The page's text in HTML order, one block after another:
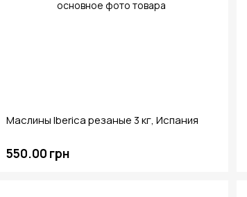
Маслины Iberica резаные 3 кг, Испания
550.00 грн